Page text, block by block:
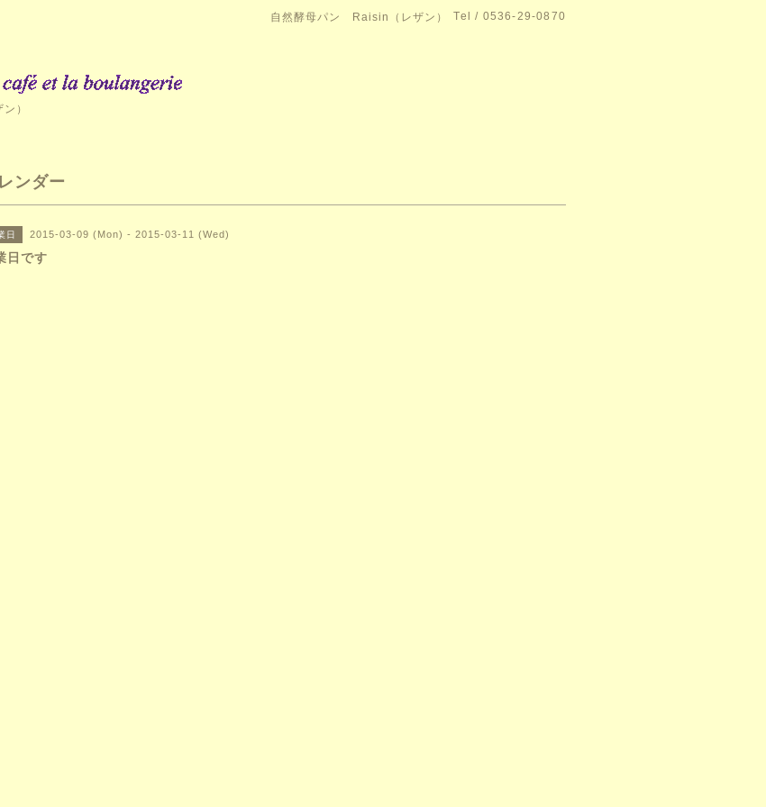
自然酵母パン Raisin（レザン） Tel / 0536-29-0870
）
ンダー
日 2015-03-09 (Mon) - 2015-03-11 (Wed)
日です